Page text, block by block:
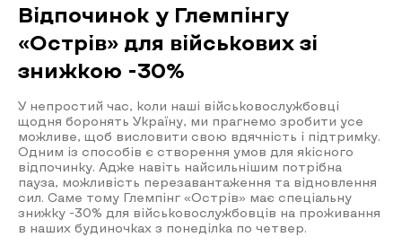
Відпочинок у Глемпінгу
«Острів» для військових зі
знижкою -30%
У непростий час, коли наші військовослужбовці
щодня боронять Україну, ми прагнемо зробити усе
можливе, щоб висловити свою вдячність і підтримку.
Одним із способів є створення умов для якісного
відпочинку. Адже навіть найсильнішим потрібна
пауза, можливість перезавантаження та відновлення
сил. Саме тому Глемпінг «Острів» має спеціальну
знижку -30% для військовослужбовців на проживання
в наших будиночках з понеділка по четвер.